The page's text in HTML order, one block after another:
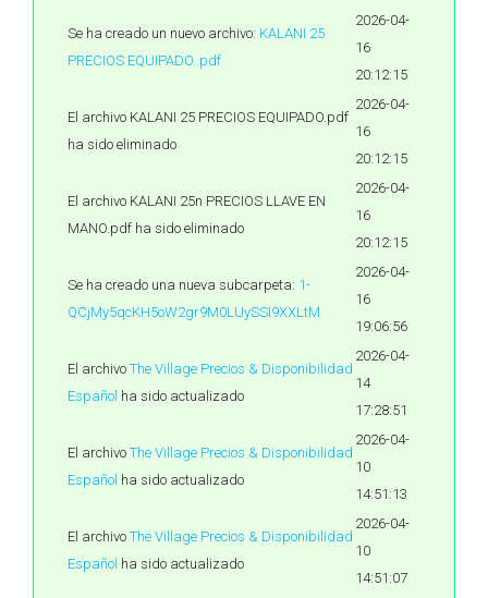
Se ha creado un nuevo archivo: KALANI 25
PRECIOS EQUIPADO..pdf
2026-04-
16
20:12:15
El archivo KALANI 25 PRECIOS EQUIPADO.pdf
ha sido eliminado
2026-04-
16
20:12:15
El archivo KALANI 25n PRECIOS LLAVE EN
MANO.pdf ha sido eliminado
2026-04-
16
20:12:15
Se ha creado una nueva subcarpeta: 1-
QCjMy5qcKH5oW2gr9M0LUySSI9XXLtM
2026-04-
16
19:06:56
El archivo The Village Precios & Disponibilidad
Español ha sido actualizado
2026-04-
14
17:28:51
El archivo The Village Precios & Disponibilidad
Español ha sido actualizado
2026-04-
10
14:51:13
El archivo The Village Precios & Disponibilidad
Español ha sido actualizado
2026-04-
10
14:51:07